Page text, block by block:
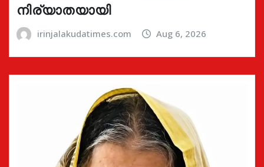
നിര്യാതയായി
irinjalakudatimes.com Aug 6, 2026